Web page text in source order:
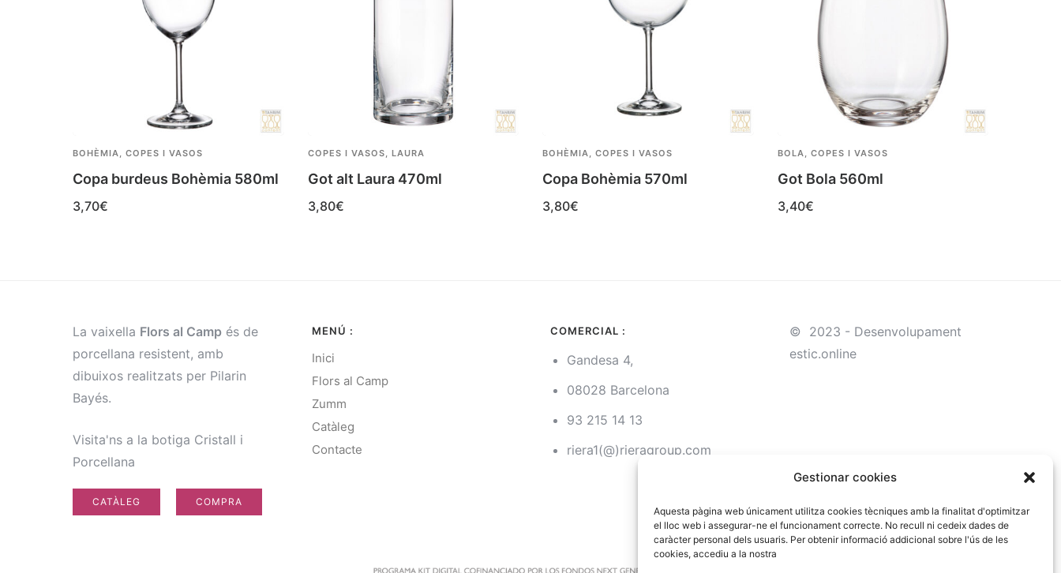
Gestionar cookies
Aquesta pàgina web únicament utilitza cookies tècniques amb la finalitat d'optimitzar
el lloc web i assegurar-ne el funcionament correcte. No recull ni cedeix dades de
caràcter personal dels usuaris. Per obtenir informació addicional sobre l'ús de les
cookies, accediu a la nostra
BOHÈMIA COPES I VASOS
Copa burdeus Bohèmia 580ml
3,70€
COPES I VASOS LAURA
Got alt Laura 470ml
3,80€
BOHÈMIA COPES I VASOS
Copa Bohèmia 570ml
3,80€
BOLA COPES I VASOS
Got Bola 560ml
3,40€
La vaixella Flors al Camp és de
porcellana resistent, amb
dibuixos realitzats per Pilarin
Bayés.
Visita'ns a la botiga Cristall i
Porcellana
CATÀLEG COMPRA
MENÚ :
Inici
Flors al Camp
Zumm
Catàleg
Contacte
COMERCIAL :
Gandesa 4,
08028 Barcelona
93 215 14 13
riera1(@)rieragroup.com
© 2023 - Desenvolupament
estic.online